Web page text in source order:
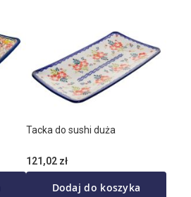
Tacka do sushi duża
121,02 zł
Dodaj do koszyka